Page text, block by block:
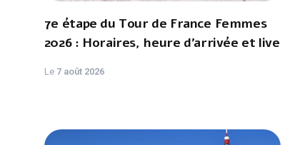
7e étape du Tour de France Femmes
2026 : Horaires, heure d'arrivée et live
Le 7 août 2026